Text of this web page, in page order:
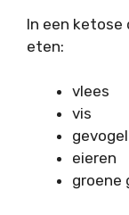
In een
eten:
vlees
vis
eieren
groene